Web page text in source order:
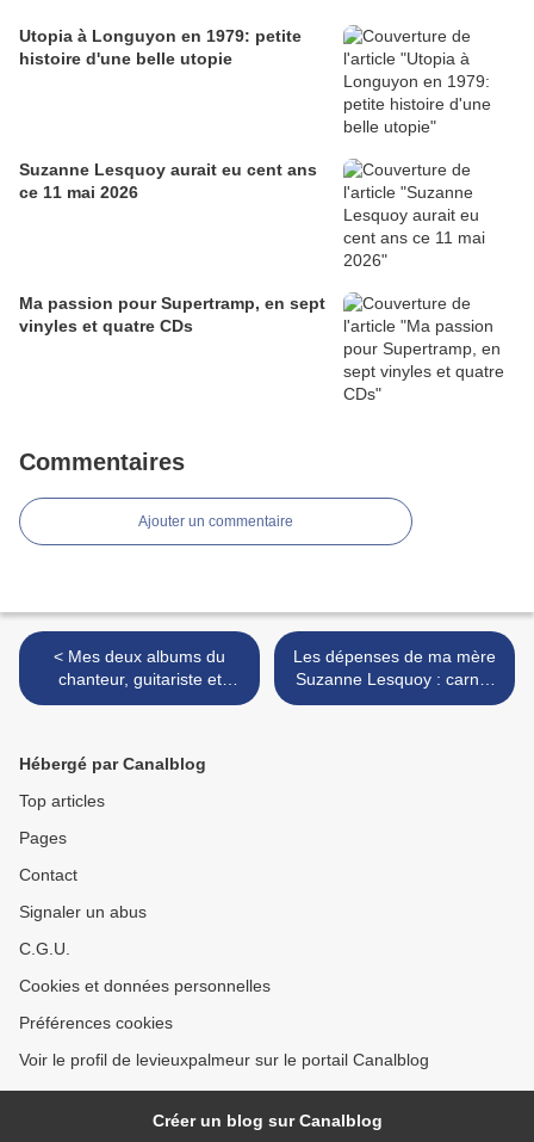
Utopia à Longuyon en 1979: petite
histoire d'une belle utopie
Suzanne Lesquoy aurait eu cent ans
ce 11 mai 2026
Ma passion pour Supertramp, en sept
vinyles et quatre CDs
Commentaires
Ajouter un commentaire
< Mes deux albums du
chanteur, guitariste et
compositeur américain
Les dépenses de ma mère
Suzanne Lesquoy : carnet
n°56 du 30 octobre 1963 au
Hébergé par Canalblog
Top articles
Pages
Contact
Signaler un abus
C.G.U.
Cookies et données personnelles
Préférences cookies
Voir le profil de levieuxpalmeur sur le portail Canalblog
Créer un blog sur Canalblog